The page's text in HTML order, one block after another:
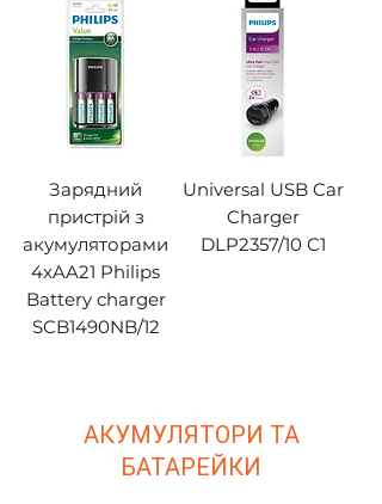
Зарядний
пристрій з
акумуляторами
4xAA21 Philips
Battery charger
SCB1490NB/12
Universal USB Car
Charger
DLP2357/10 C1
АКУМУЛЯТОРИ ТА
БАТАРЕЙКИ